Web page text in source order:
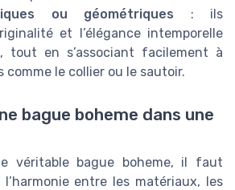
ou géométriques : ils
et l’élégance intemporelle
tout en s’associant facilement à
comme le collier ou le sautoir.
bague boheme dans une
véritable bague boheme, il faut
entre les matériaux, les